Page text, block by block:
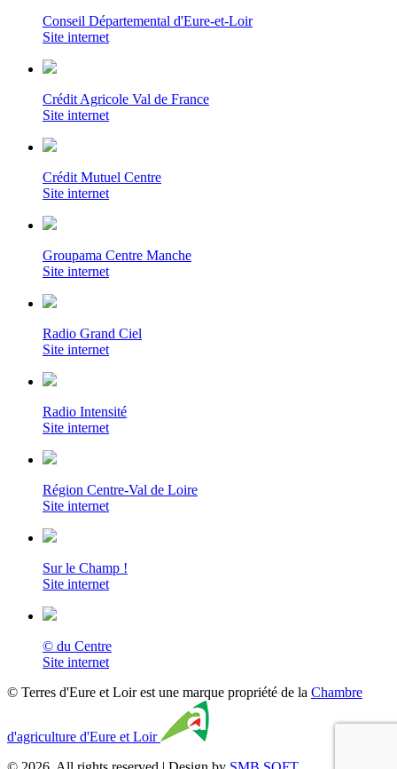
Conseil Départemental d'Eure-et-Loir
Site internet
Crédit Agricole Val de France
Site internet
Crédit Mutuel Centre
Site internet
Groupama Centre Manche
Site internet
Radio Grand Ciel
Site internet
Radio Intensité
Site internet
Région Centre-Val de Loire
Site internet
Sur le Champ !
Site internet
© du Centre
Site internet
© Terres d'Eure et Loir est une marque propriété de la Chambre
d'agriculture d'Eure et Loir